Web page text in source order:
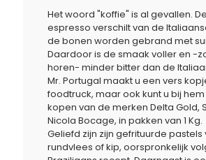
Het woord "koffie" is al gevallen.
espresso verschilt van de
de bonen worden gebrand met
Daardoor is de smaak voller en -
horen- minder bitter dan de
Mr. Portugal maakt u een vers
foodtruck, maar ook kunt u bij
kopen van de merken Delta Gold,
Nicola Bocage, in pakken van 1 Kg.
Geliefd zijn zijn gefrituurde pastels
rundvlees of kip, oorspronkelijk